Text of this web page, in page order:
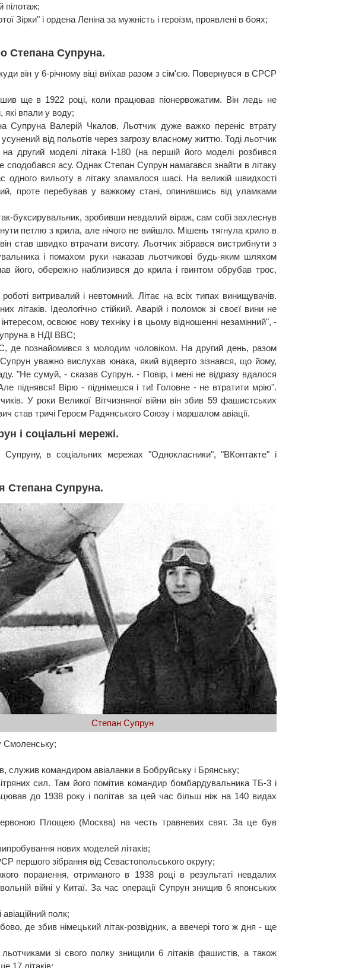
пілотаж;
Зірки" і ордена Леніна за мужність і героїзм, проявлені в боях;
Степана Супруна.
він у 6-річному віці виїхав разом з сім'єю. Повернувся в СРСР
ще в 1922 році, коли працював піонервожатим. Він ледь не
які впали у воду;
Супруна Валерій Чкалов. Льотчик дуже важко переніс втрату
від польотів через загрозу власному життю. Тоді льотчик
другий моделі літака І-180 (на першій його моделі розбився
сподобався асу. Однак Степан Супрун намагався знайти в літаку
одного вильоту в літаку зламалося шасі. На великій швидкості
проте перебував у важкому стані, опинившись від уламками
буксирувальник, зробивши невдалий віраж, сам собі захлеснув
петлю з крила, але нічого не вийшло. Мішень тягнула крило в
став швидко втрачати висоту. Льотчик зібрався вистрибнути з
і помахом руки наказав льотчикові будь-яким шляхом
його, обережно наблизився до крила і гвинтом обрубав трос,
витривалий і невтомний. Літає на всіх типах винищувачів.
літаків. Ідеологічно стійкий. Аварій і поломок зі своєї вини не
освоює нову техніку і в цьому відношенні незамінний", -
в НДІ ВВС;
де познайомився з молодим чоловіком. На другий день, разом
уважно вислухав юнака, який відверто зізнався, що йому,
"Не сумуй, - сказав Супрун. - Повір, і мені не відразу вдалося
піднявся! Вірю - піднімешся і ти! Головне - не втратити мрію".
У роки Великої Вітчизняної війни він збив 59 фашистських
став тричі Героєм Радянського Союзу і маршалом авіації.
і соціальні мережі.
в соціальних мережах "Однокласники", "ВКонтакте" і
Степана Супруна.
Степан Супрун
Смоленську;
служив командиром авіаланки в Бобруйську і Брянську;
сил. Там його помітив командир бомбардувальника ТБ-3 і
до 1938 року і політав за цей час більш ніж на 140 видах
Площею (Москва) на честь травневих свят. За це був
нових моделей літаків;
першого зібрання від Севастопольського округу;
поранення, отриманого в 1938 році в результаті невдалих
війні у Китаї. За час операції Супрун знищив 6 японських
полк;
де збив німецький літак-розвідник, а ввечері того ж дня - ще
зі свого полку знищили 6 літаків фашистів, а також